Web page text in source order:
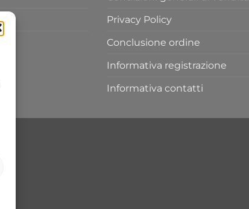
Privacy Policy
Conclusione ordine
Informativa registrazione
Informativa contatti